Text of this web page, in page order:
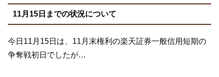
11月15日までの状況について
今日11月15日は、11月末権利の楽天証券一般信用短期の
争奪戦初日でしたが…